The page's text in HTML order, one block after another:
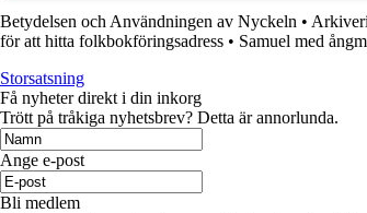
Betydelsen och Användningen av Nyckeln •
för att hitta folkbokföringsadress • Samuel med
Storsatsning
Få nyheter direkt i din inkorg
Trött på tråkiga nyhetsbrev? Detta är annorlunda.
Ange e-post
Bli medlem